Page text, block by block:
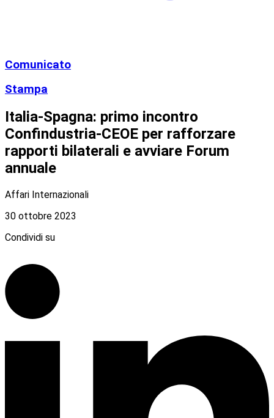
Comunicato
Stampa
Italia-Spagna: primo incontro
Confindustria-CEOE per rafforzare
rapporti bilaterali e avviare Forum
annuale
Affari Internazionali
30 ottobre 2023
Condividi su